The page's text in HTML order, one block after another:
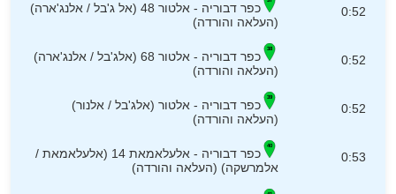
0:52
כפר דבוריה - אלטור 48 (אל ג'בל / אלנג'ארה)
(העלאה והורדה)
0:52
כפר דבוריה - אלטור 68 (אלג'בל / אלנג'ארה)
(העלאה והורדה)
0:52
כפר דבוריה - אלטור (אלג'בל / אלנור)
(העלאה והורדה)
0:53
כפר דבוריה - אלעלאמאת 14 (אלעלאמאת /
אלמרשקה) (העלאה והורדה)